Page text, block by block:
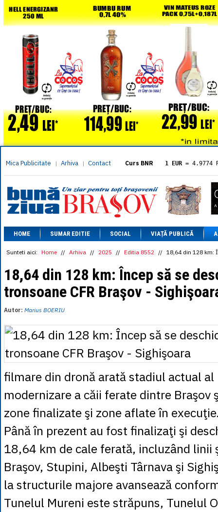
Mica Publicitate | Arhiva | Contact Curs BNR 1 EUR = 4.9774
= 5.8304
1 XAU= 464.4611
1 AED= 1.1933
1 AUD= 2.7957
1 BGN= 2.5449
1 CAD= 3.1559
1 CHF= 5.2813
1 CNY = 0.6015
1 DKK
= 0.6668
1 EGP= 0.0860
1 HUF
= 1.2223
1 INR
= 0.0513
= 0.2227
1 NOK= 0.4191
1 PLN= 1.1646
1 RSD= 0.0425
1 RUB= 0.0530
1 SEK = 0.4526
1 TRY
1 UAH = 0.1048
= 5.9383
1 ZAR= 0.2318
HOME SUMAR EDITIE SOCIAL VIAȚĂ PUBLICĂ
Sunteti aici: Home // Arhiva // 2025 // Editia 8552 // 18,64 din 128 km:
18,64 din 128 km: Încep să se
tronsoane CFR Braşov -
Autor: Marius BOERIU
filmare din dronă arată stadiul actual
modernizare a căii ferate dintre Braşov
zone finalizate şi zone aflate în
Până în prezent au fost finalizaţi şi
18,64 km de cale ferată, incluzând linii
Braşov, Stupini, Albeşti Târnava şi
la structurile majore avansează
Tunelul Mureni este străpuns, Tunelul